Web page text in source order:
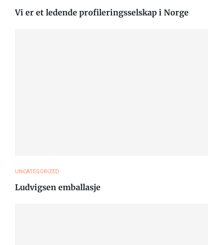
Vi er et ledende profileringsselskap i Norge
UNCATEGORIZED
Ludvigsen emballasje